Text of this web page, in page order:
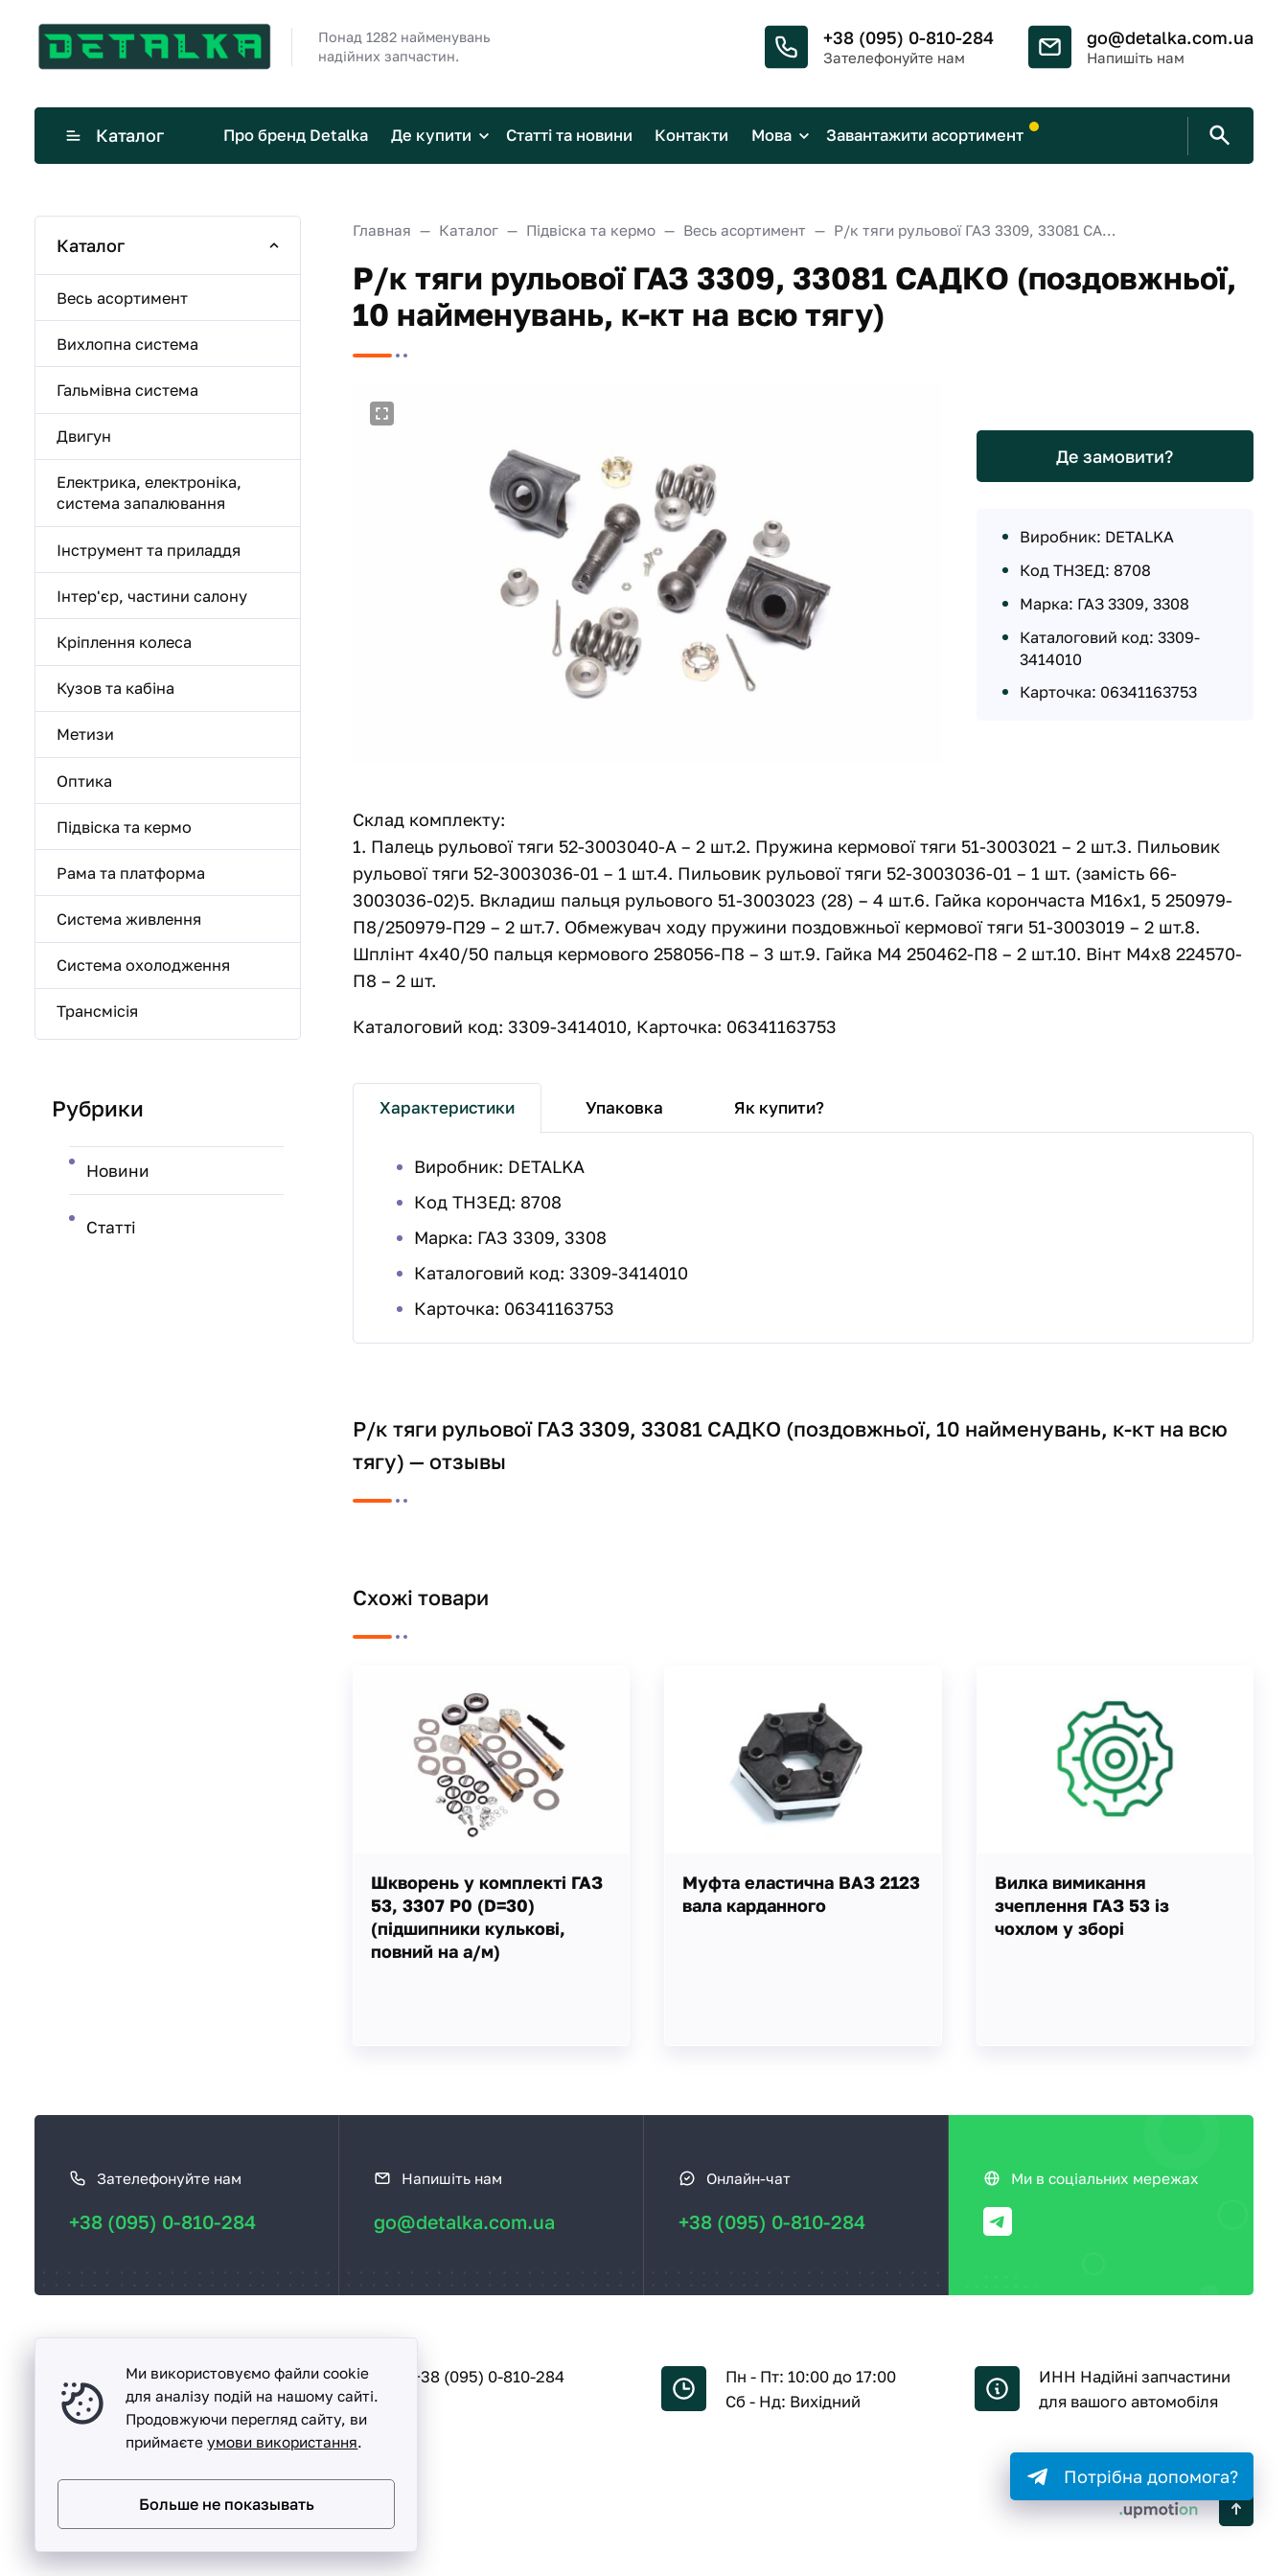
Понад 1282 найменувань
надійних запчастин.
+38 (095) 0-810-284
Зателефонуйте нам
go@detalka.com.ua
Напишіть нам
Каталог Про бренд Detalka Де купити Статті та новини Контакти Мова Завантажити асортимент
Главная Каталог Підвіска та кермо Весь асортимент Р/к тяги рульової ГАЗ 3309, 33081 САДКО (поздовжньої, 10 найменувань, к-кт на всю тягу)
Р/к тяги рульової ГАЗ 3309, 33081 САДКО (поздовжньої,
10 найменувань, к-кт на всю тягу)
Де замовити?
Виробник: DETALKA
Код ТНЗЕД: 8708
Марка: ГАЗ 3309, 3308
Каталоговий код: 3309-
3414010
Карточка: 06341163753
Склад комплекту:
1. Палець рульової тяги 52-3003040-А – 2 шт.2. Пружина кермової тяги 51-3003021 – 2 шт.3. Пильовик
рульової тяги 52-3003036-01 – 1 шт.4. Пильовик рульової тяги 52-3003036-01 – 1 шт. (замість 66-
3003036-02)5. Вкладиш пальця рульового 51-3003023 (28) – 4 шт.6. Гайка корончаста М16х1, 5 250979-
П8/250979-П29 – 2 шт.7. Обмежувач ходу пружини поздовжньої кермової тяги 51-3003019 – 2 шт.8.
Шплінт 4х40/50 пальця кермового 258056-П8 – 3 шт.9. Гайка М4 250462-П8 – 2 шт.10. Вінт М4х8 224570-
П8 – 2 шт.
Каталоговий код: 3309-3414010, Карточка: 06341163753
Характеристики Упаковка Як купити?
Виробник: DETALKA
Код ТНЗЕД: 8708
Марка: ГАЗ 3309, 3308
Каталоговий код: 3309-3414010
Карточка: 06341163753
Р/к тяги рульової ГАЗ 3309, 33081 САДКО (поздовжньої, 10 найменувань, к-кт на всю
тягу) — отзывы
Схожі товари
Шкворень у комплекті ГАЗ
53, 3307 Р0 (D=30)
(підшипники кулькові,
повний на а/м)
Муфта еластична ВАЗ 2123
вала карданного
Вилка вимикання
зчеплення ГАЗ 53 із
чохлом у зборі
Каталог
Весь асортимент
Вихлопна система
Гальмівна система
Двигун
Електрика, електроніка,
система запалювання
Інструмент та приладдя
Інтер'єр, частини салону
Кріплення колеса
Кузов та кабіна
Метизи
Оптика
Підвіска та кермо
Рама та платформа
Система живлення
Система охолодження
Трансмісія
Рубрики
Новини
Статті
з
Зателефонуйте нам
+38 (095) 0-810-284
Напишіть нам
go@detalka.com.ua
Онлайн-чат
+38 (095) 0-810-284
Ми в соціальних мережах
Песочин
вул. Надії, буд. 15-А
+38 (095) 0-810-284
Пн - Пт: 10:00 до 17:00
Сб - Нд: Вихідний
ИНН Надійні запчастини
для вашого автомобіля
2005 -2026
Ми використовуємо файли cookie
для аналізу подій на нашому сайті.
Продовжуючи перегляд сайту, ви
приймаєтеумови використання.
Больше не показывать
Потрібна допомога?